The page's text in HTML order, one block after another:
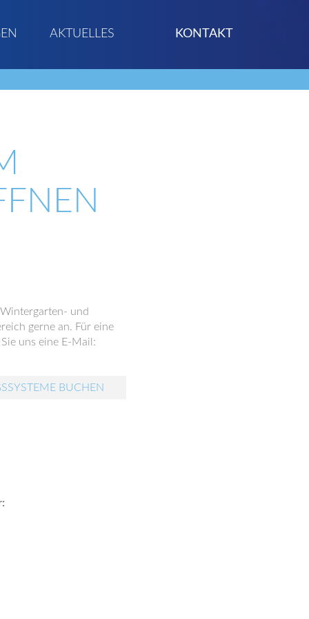
AKTUELLES KONTAKT
und
gerne an. Für eine
uns eine E-Mail:
BUCHEN